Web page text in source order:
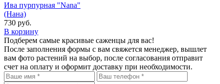
Ива пурпурная "Nana"
(Нана)
730 руб.
В корзину
Подберем самые красивые саженцы для вас!
После заполнения формы с вам свяжется менеджер, вышлет
вам фото растений на выбор, после согласования отправит
счет на оплату и оформит доставку при необходимости.